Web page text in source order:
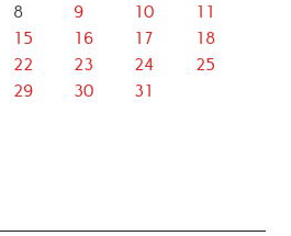
8 9 10
11
15 16 17
18
22 23 24
25
29 30
31